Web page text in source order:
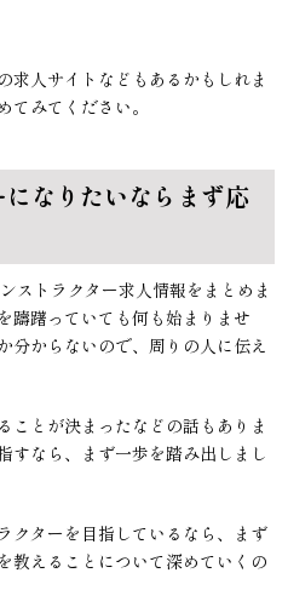
求人サイトなどもあるかもしれま
みてください。
なりたいならまず応
ストラクター求人情報をまとめま
躊躇っていても何も始まりませ
分からないので、周りの人に伝え
ことが決まったなどの話もありま
すなら、まず一歩を踏み出しまし
クターを目指しているなら、まず
教えることについて深めていくの